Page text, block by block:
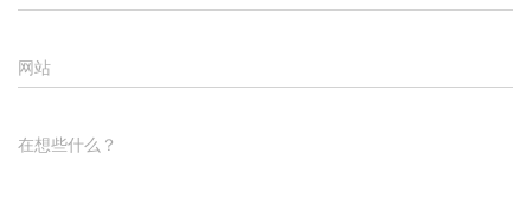
网站
在想些什么？